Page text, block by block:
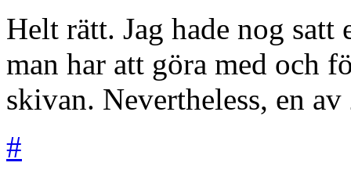
Helt rätt. Jag hade nog satt
man har att göra med och
skivan. Nevertheless, en av
#